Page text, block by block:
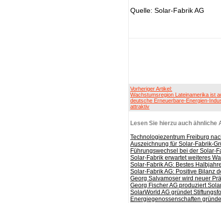
Quelle: Solar-Fabrik AG
Vorheriger Artikel:
Wachstumsregion Lateinamerika ist
deutsche Erneuerbare-Energien-
attraktiv
Lesen Sie hierzu auch ähnliche
Technologiezentrum Freiburg
Auszeichnung für Solar-Fabrik-
Führungswechsel bei der Solar-
Solar-Fabrik erwartet weiteres
Solar-Fabrik AG: Bestes
Solar-Fabrik AG: Positive Bilanz
Georg Salvamoser wird neuer
Georg Fischer AG produziert
SolarWorld AG gründet
Energiegenossenschaften